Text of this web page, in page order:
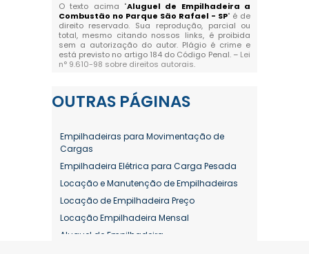
O texto acima "Aluguel de Empilhadeira a
Combustão no Parque São Rafael - SP" é de
direito reservado. Sua reprodução, parcial ou
total, mesmo citando nossos links, é proibida
sem a autorização do autor. Plágio é crime e
está previsto no artigo 184 do Código Penal. – Lei
n° 9.610-98 sobre direitos autorais.
OUTRAS PÁGINAS
Empilhadeiras para Movimentação de
Cargas
Empilhadeira Elétrica para Carga Pesada
Locação e Manutenção de Empilhadeiras
Locação de Empilhadeira Preço
Locação Empilhadeira Mensal
Aluguel de Empilhadeira